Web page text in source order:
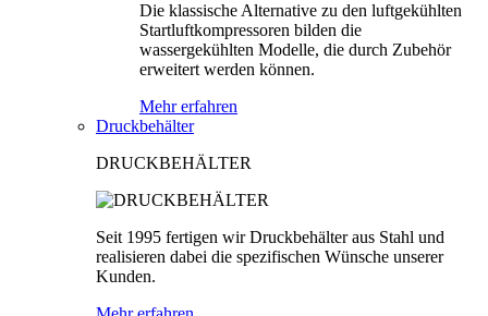
Die klassische Alternative zu den luftgekühlten
Startluftkompressoren bilden die
wassergekühlten Modelle, die durch Zubehör
erweitert werden können.
Mehr erfahren
Druckbehälter
DRUCKBEHÄLTER
Seit 1995 fertigen wir Druckbehälter aus Stahl und
realisieren dabei die spezifischen Wünsche unserer
Kunden.